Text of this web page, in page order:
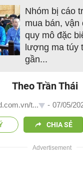
Nhóm bị cáo
mua bán, vận
quy mô đặc
lượng ma túy
gần...
Theo Trần Thái
t... - 07/05/
CHIA SẺ